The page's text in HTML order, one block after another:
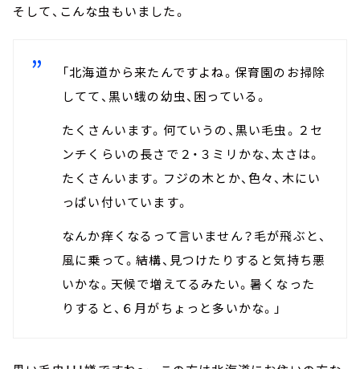
そして、こんな虫もいました。
「北海道から来たんですよね。保育園のお掃除
してて、黒い蛾の幼虫、困っている。
たくさんいます。何ていうの、黒い毛虫。２セ
ンチくらいの長さで２・３ミリかな、太さは。
たくさんいます。フジの木とか、色々、木にい
っぱい付いています。
なんか痒くなるって言いません？毛が飛ぶと、
風に乗って。結構、見つけたりすると気持ち悪
いかな。天候で増えてるみたい。暑くなった
りすると、６月がちょっと多いかな。」